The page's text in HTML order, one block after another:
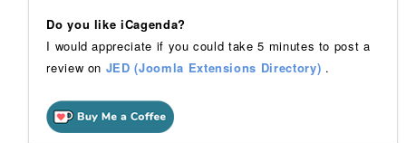
Do you like iCagenda?
I would appreciate if you could take 5 minutes to post a
review on JED (Joomla Extensions Directory) .